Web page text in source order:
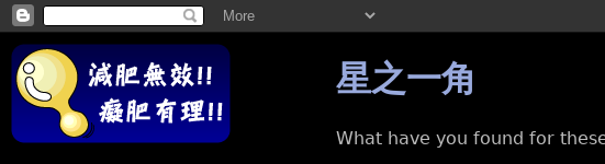
星之一角
What have you found for